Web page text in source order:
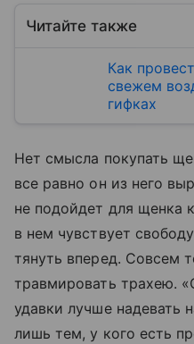
Читайте также
Как
свежем
гифках
Нет смысла покупать
все равно он из него
не подойдет для щенка
в нем чувствует
тянуть вперед. Совсем
травмировать трахею.
удавки лучше надевать
лишь тем, у кого есть